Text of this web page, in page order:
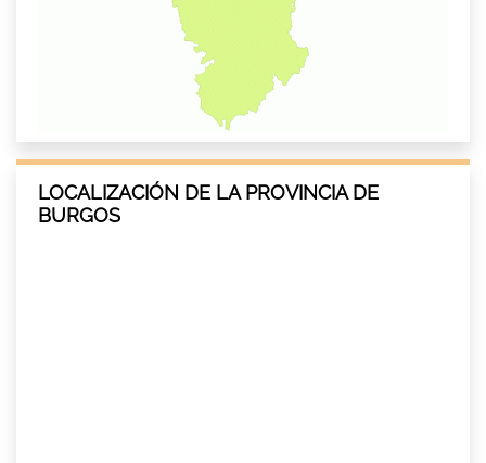
LOCALIZACIÓN DE LA PROVINCIA DE
BURGOS